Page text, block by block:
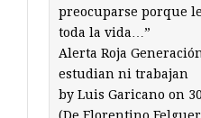
preocuparse porque
toda la vida…”
Alerta Roja
estudian ni trabajan
by Luis Garicano on